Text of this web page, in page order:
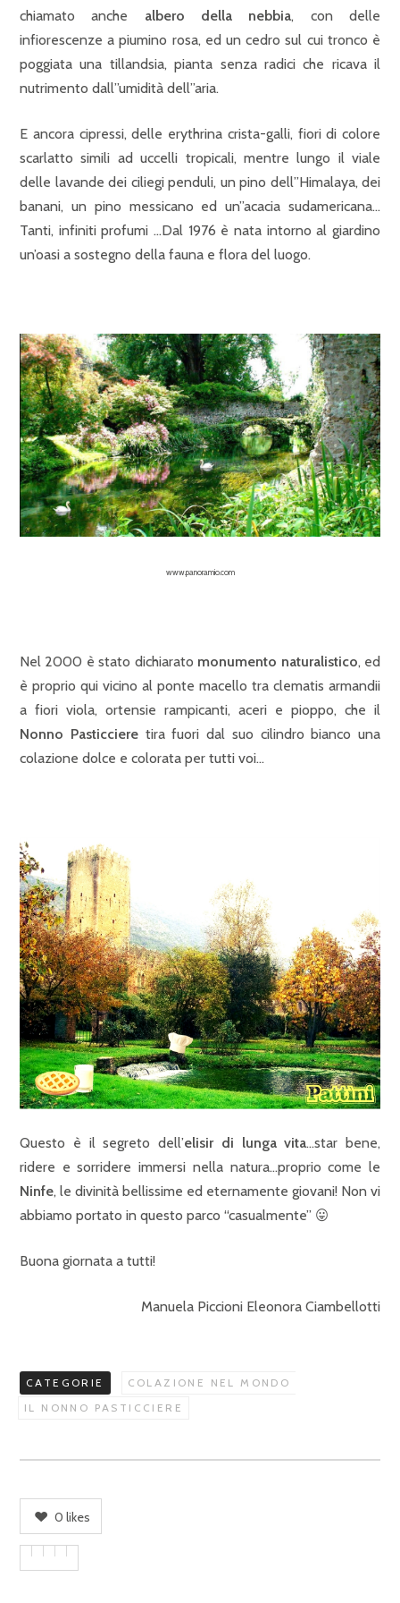
chiamato anche albero della nebbia, con delle
infiorescenze a piumino rosa, ed un cedro sul cui tronco è
poggiata una tillandsia, pianta senza radici che ricava il
nutrimento dall”umidità dell”aria.
E ancora cipressi, delle erythrina crista-galli, fiori di colore
scarlatto simili ad uccelli tropicali, mentre lungo il viale
delle lavande dei ciliegi penduli, un pino dell”Himalaya, dei
banani, un pino messicano ed un”acacia sudamericana…
Tanti, infiniti profumi …Dal 1976 è nata intorno al giardino
un’oasi a sostegno della fauna e flora del luogo.
www.panoramio.com
Nel 2000 è stato dichiarato monumento naturalistico, ed
è proprio qui vicino al ponte macello tra clematis armandii
a fiori viola, ortensie rampicanti, aceri e pioppo, che il
Nonno Pasticcieretira fuori dal suo cilindro bianco una
colazione dolce e colorata per tutti voi…
Questo è il segreto dell’elisir di lunga vita…star bene,
ridere e sorridere immersi nella natura…proprio come le
Ninfe, le divinità bellissime ed eternamente giovani! Non vi
abbiamo portato in questo parco “casualmente” 😛
Buona giornata a tutti!
Manuela Piccioni Eleonora Ciambellotti
CATEGORIE
COLAZIONE NEL MONDO
IL NONNO PASTICCIERE
0 likes